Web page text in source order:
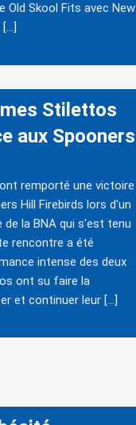
Old Skool Fits avec New
Stilettos
aux Spooners
remporté une victoire
Hill Firebirds lors d'un
de la BNA qui s'est tenu
rencontre a été
intense des deux
ont su faire la
et continuer leur […]